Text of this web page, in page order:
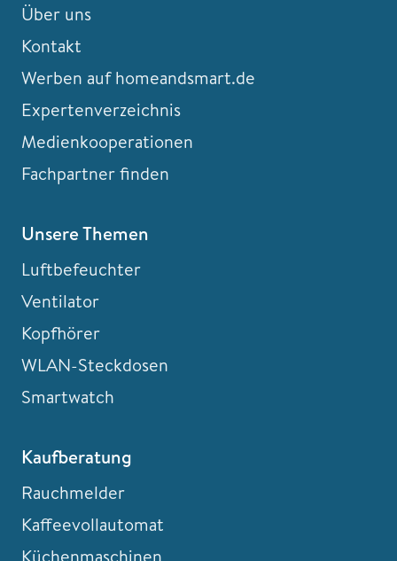
Über uns
Kontakt
Werben auf homeandsmart.de
Expertenverzeichnis
Medienkooperationen
Fachpartner finden
Unsere Themen
Luftbefeuchter
Ventilator
Kopfhörer
WLAN-Steckdosen
Smartwatch
Kaufberatung
Rauchmelder
Kaffeevollautomat
Küchenmaschinen